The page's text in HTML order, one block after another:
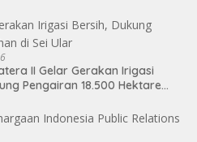
II Gelar Gerakan Irigasi
Pengairan 18.500 Hektare